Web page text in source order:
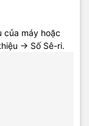
của máy hoặc
-> Số Sê-ri.